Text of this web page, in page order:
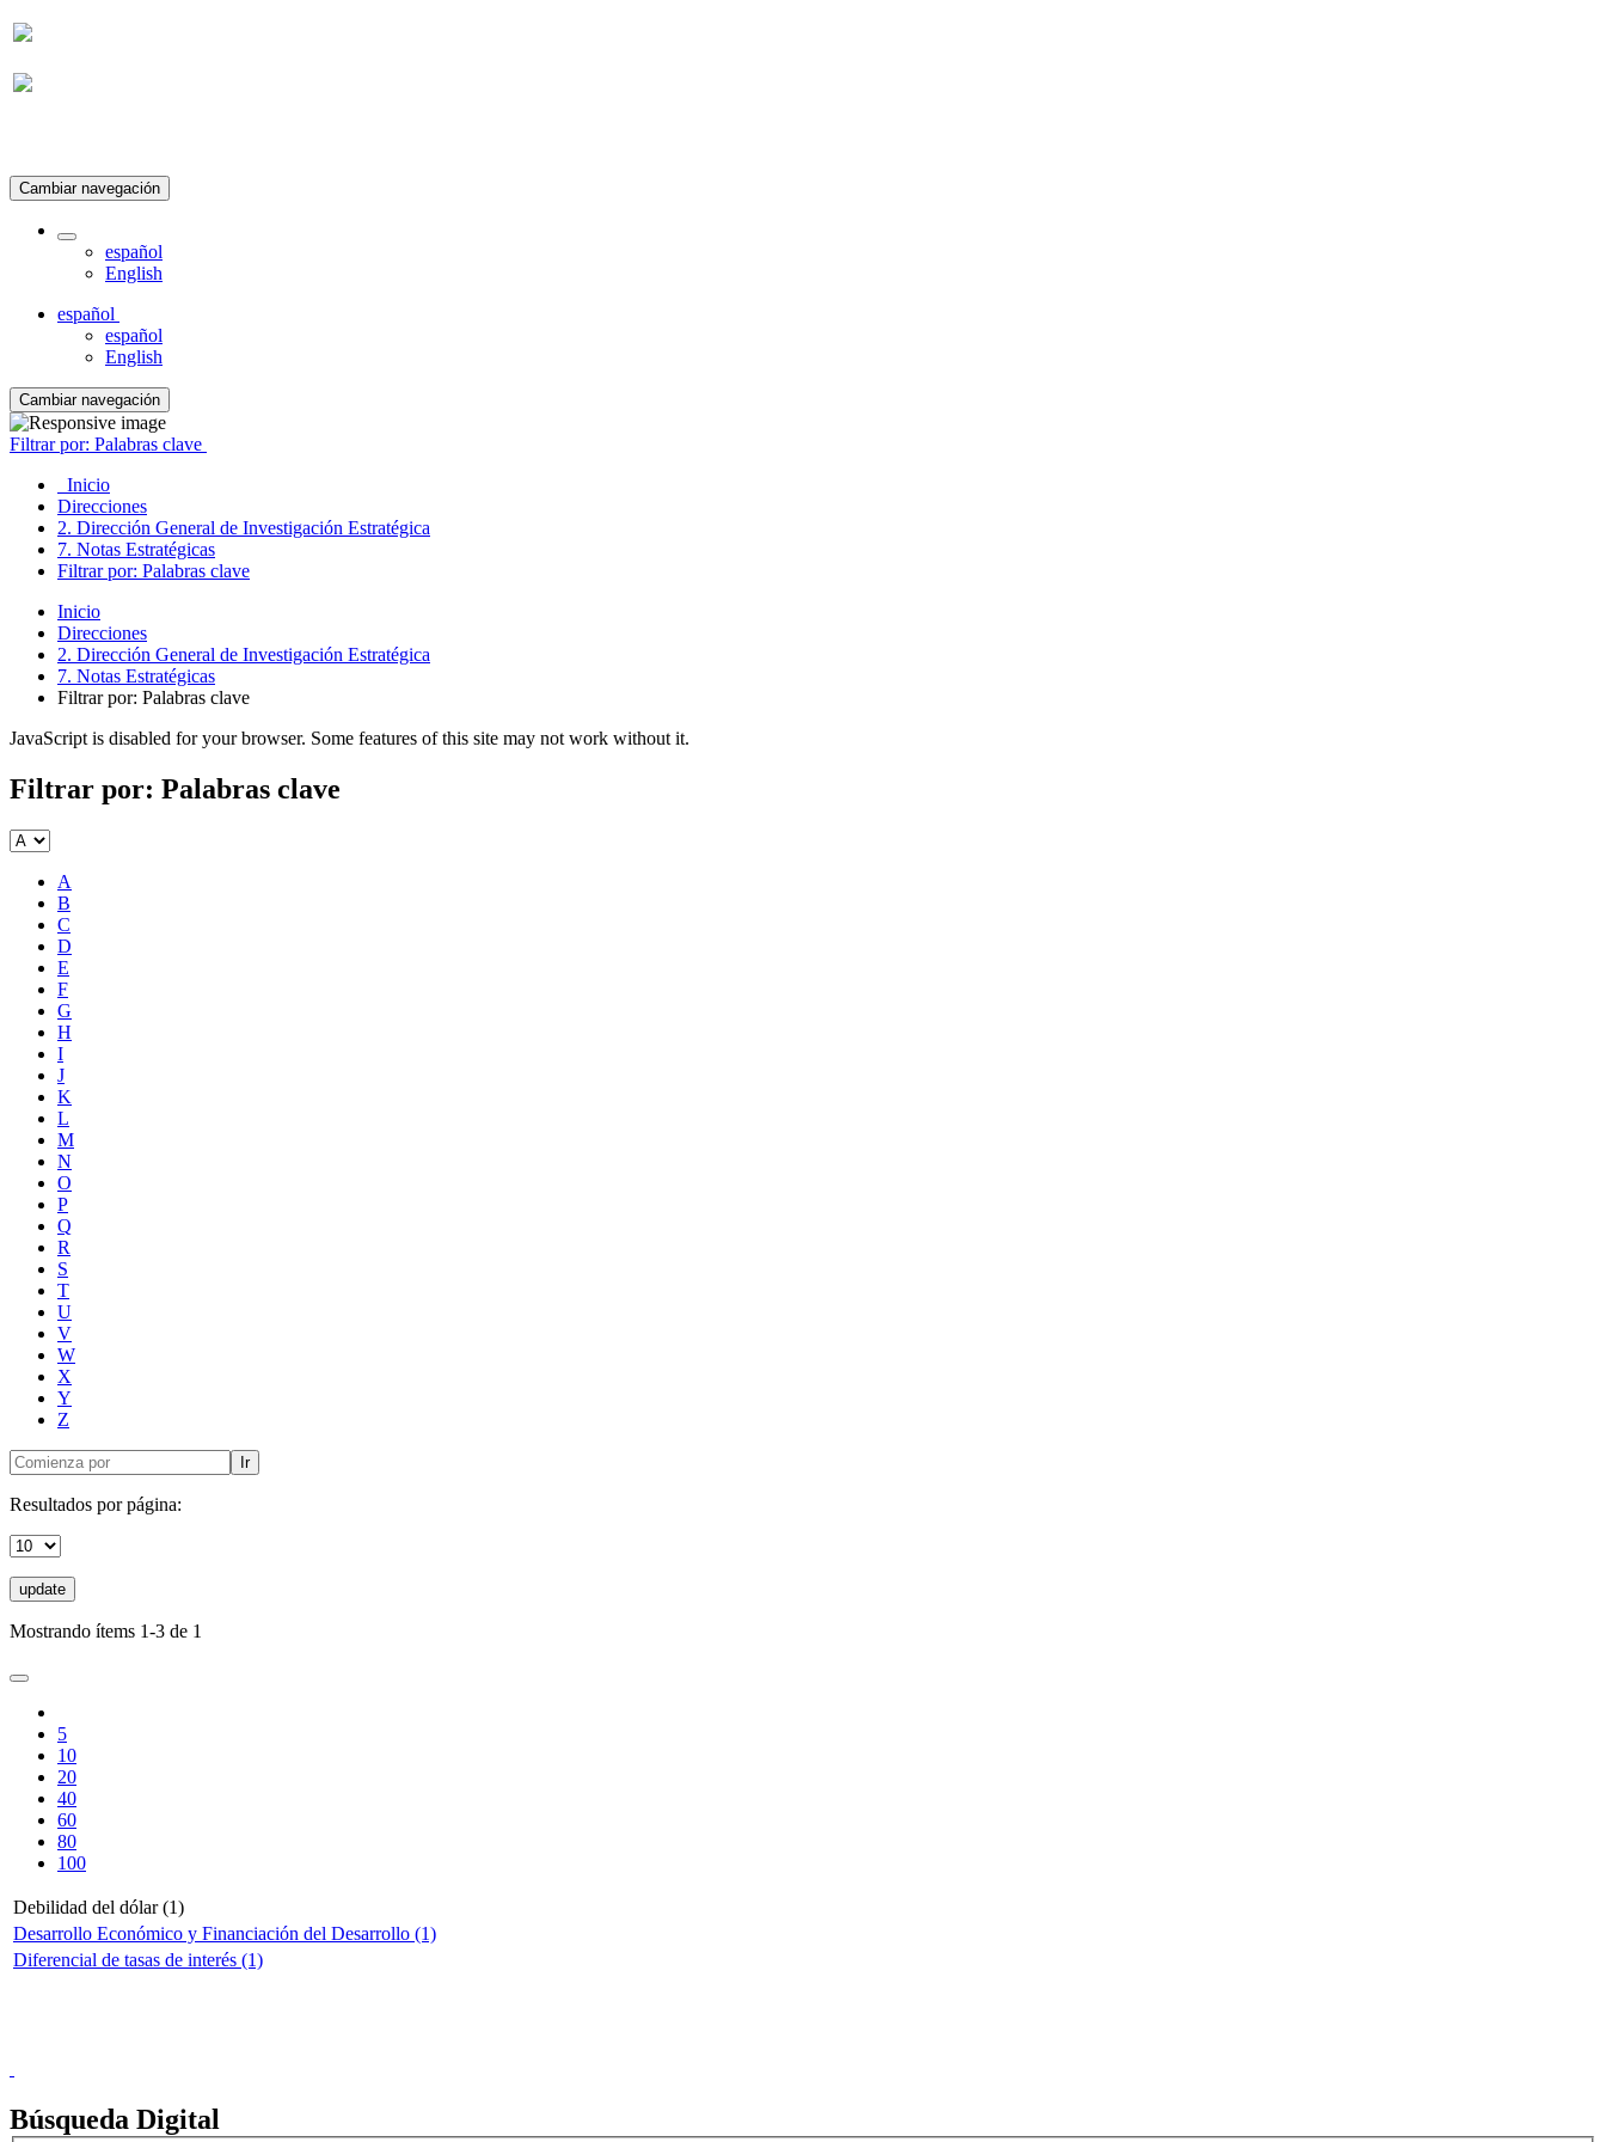
Cambiar navegación
español
English
español
español
English
Cambiar navegación
Filtrar por: Palabras clave
Inicio
Direcciones
2. Dirección General de Investigación Estratégica
7. Notas Estratégicas
Filtrar por: Palabras clave
Inicio
Direcciones
2. Dirección General de Investigación Estratégica
7. Notas Estratégicas
Filtrar por: Palabras clave
JavaScript is disabled for your browser. Some features of this site may not work without it.
Filtrar por: Palabras clave
A
B
C
D
E
F
G
H
I
J
K
L
M
N
O
P
Q
R
S
T
U
V
W
X
Y
Z
Ir
Resultados por página:
update
Mostrando ítems 1-3 de 1
5
10
20
40
60
80
100
Debilidad del dólar (1)
Desarrollo Económico y Financiación del Desarrollo (1)
Diferencial de tasas de interés (1)
Búsqueda Digital